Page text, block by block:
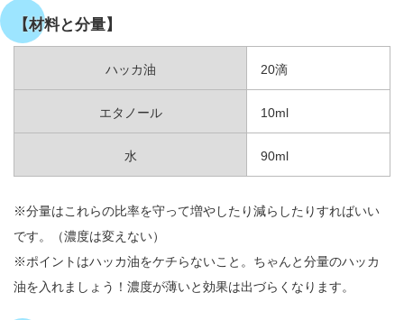
【材料と分量】
ハッカ油 20滴
エタノール 10ml
水 90ml
※分量はこれらの比率を守って増やしたり減らしたりすればいい
です。（濃度は変えない）
※ポイントはハッカ油をケチらないこと。ちゃんと分量のハッカ
油を入れましょう！濃度が薄いと効果は出づらくなります。